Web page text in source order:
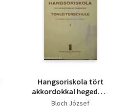
Hangsoriskola tört
akkordokkal hegedűre
I. A kezdő foktól a
Bloch József